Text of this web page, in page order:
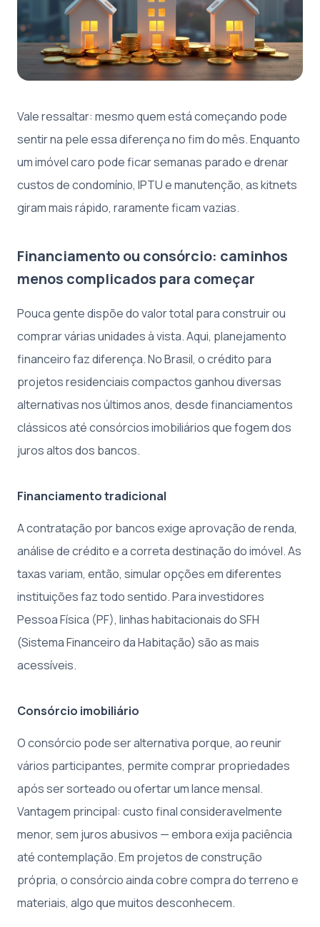
Vale ressaltar: mesmo quem está começando pode
sentir na pele essa diferença no fim do mês. Enquanto
um imóvel caro pode ficar semanas parado e drenar
custos de condomínio, IPTU e manutenção, as kitnets
giram mais rápido, raramente ficam vazias.
Financiamento ou consórcio: caminhos
menos complicados para começar
Pouca gente dispõe do valor total para construir ou
comprar várias unidades à vista. Aqui, planejamento
financeiro faz diferença. No Brasil, o crédito para
projetos residenciais compactos ganhou diversas
alternativas nos últimos anos, desde financiamentos
clássicos até consórcios imobiliários que fogem dos
juros altos dos bancos.
Financiamento tradicional
A contratação por bancos exige aprovação de renda,
análise de crédito e a correta destinação do imóvel. As
taxas variam, então, simular opções em diferentes
instituições faz todo sentido. Para investidores
Pessoa Física (PF), linhas habitacionais do SFH
(Sistema Financeiro da Habitação) são as mais
acessíveis.
Consórcio imobiliário
O consórcio pode ser alternativa porque, ao reunir
vários participantes, permite comprar propriedades
após ser sorteado ou ofertar um lance mensal.
Vantagem principal: custo final consideravelmente
menor, sem juros abusivos — embora exija paciência
até contemplação. Em projetos de construção
própria, o consórcio ainda cobre compra do terreno e
materiais, algo que muitos desconhecem.